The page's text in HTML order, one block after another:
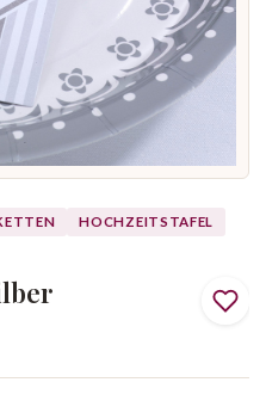
HOCHZEITSTAFEL